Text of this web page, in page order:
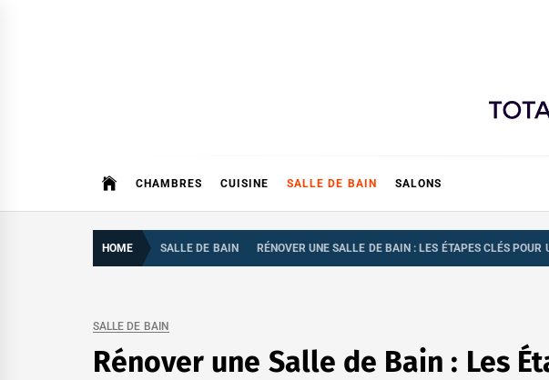
CHAMBRES CUISINE SALLE DE BAIN SALONS
HOME SALLE DE BAIN RÉNOVER UNE SALLE DE BAIN : LES ÉTAPES CLÉS POUR
SALLE DE BAIN
Rénover une Salle de Bain : Les